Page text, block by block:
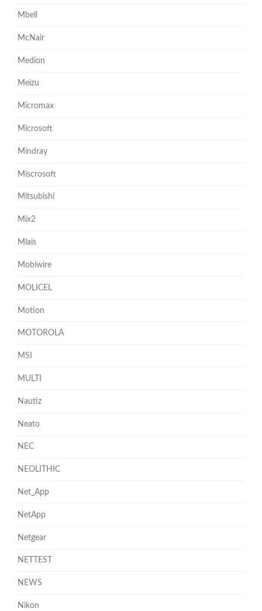
Mbell
McNair
Medion
Meizu
Micromax
Microsoft
Mindray
Miscrosoft
Mitsubishi
Mix2
Mlais
Mobiwire
MOLICEL
Motion
MOTOROLA
MSI
MULTI
Nautiz
Neato
NEC
NEOLITHIC
Net_App
NetApp
Netgear
NETTEST
NEWS
Nikon